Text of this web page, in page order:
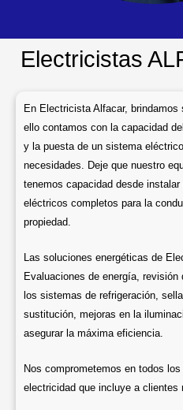
Electricistas
En Electricista Alfacar,
ello contamos con la capacidad
y la puesta de un sistema
necesidades. Deje que nuestro
tenemos capacidad desde
eléctricos completos para la
propiedad.
Las soluciones energéticas de
Evaluaciones de energía,
los sistemas de refrigeración,
sustitución, mejoras en la
asegurar la máxima eficiencia.
Nos comprometemos en todos
electricidad que incluye a clientes